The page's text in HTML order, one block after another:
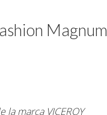
Magnum
la marca VICEROY